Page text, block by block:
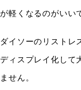
軽くなるのがいい
イソーのリスト
ィスプレイ化し
せん。